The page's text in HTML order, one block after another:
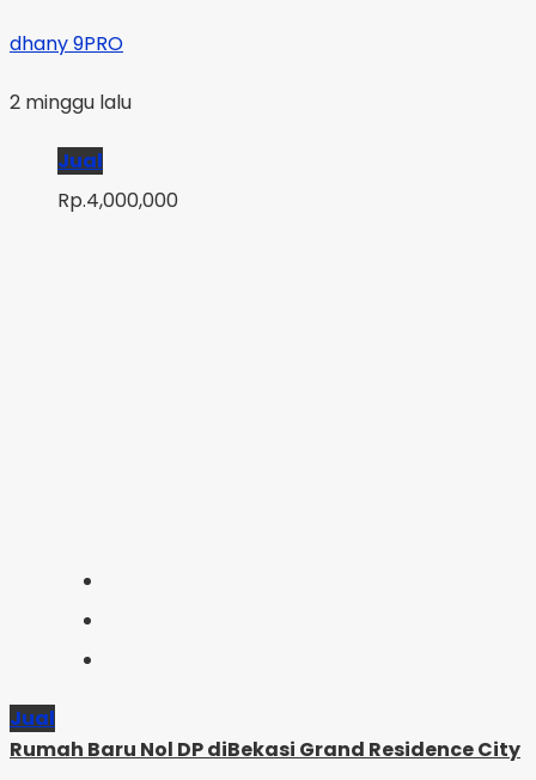
dhany 9PRO
2 minggu lalu
Jual
Rp.4,000,000
Jual
Rumah Baru Nol DP diBekasi Grand Residence City